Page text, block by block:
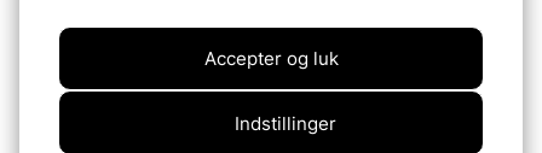
Udsolgt
Indstillinger
Accepter og luk